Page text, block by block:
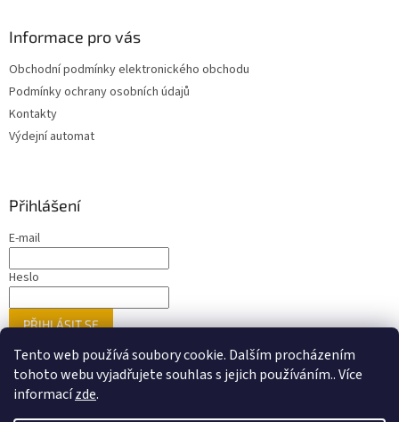
Tento web používá soubory cookie. Dalším procházením
tohoto webu vyjadřujete souhlas s jejich používáním.. Více
informacízde.
Informace pro vás
Obchodní podmínky elektronického obchodu
Podmínky ochrany osobních údajů
Kontakty
Výdejní automat
Přihlášení
E-mail
Heslo
PŘIHLÁSIT SE
Nová registraceZapomenuté heslo